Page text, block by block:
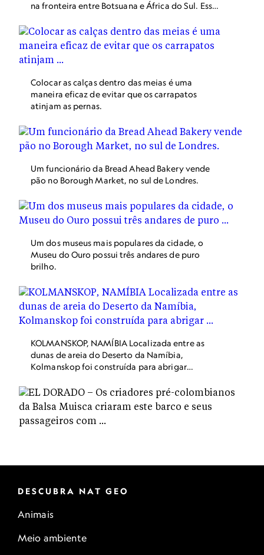
na fronteira entre Botsuana e África do Sul. Esses
estudadas para esta pesquisa.
Colocar as calças dentro das meias é uma
maneira eficaz de evitar que os carrapatos
atinjam as pernas.
Um funcionário da Bread Ahead Bakery vende
pão no Borough Market, no sul de Londres.
Um dos museus mais populares da cidade, o
Museu do Ouro possui três andares de puro
brilho.
KOLMANSKOP, NAMÍBIA Localizada entre as
dunas de areia do Deserto da Namíbia,
Kolmanskop foi construída para abrigar
redondezas. A cidade foi abandonada no meio
dos anos 1950 e desde então o deserto a vem
dia foram grandes casarões. Entretanto, os
DESCUBRA NAT GEO
Animais
Meio ambiente